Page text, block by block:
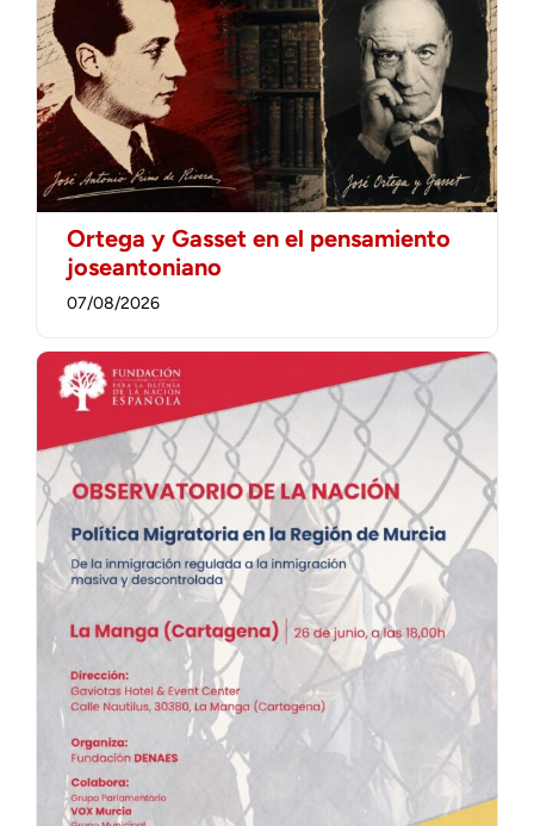
Ortega y Gasset en el pensamiento
joseantoniano
07/08/2026